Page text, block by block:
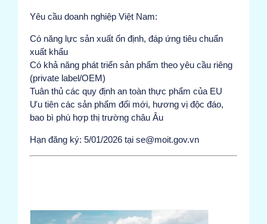
Yêu cầu doanh nghiệp Việt Nam:
Có năng lực sản xuất ổn định, đáp ứng tiêu chuẩn
xuất khẩu
Có khả năng phát triển sản phẩm theo yêu cầu riêng
(private label/OEM)
Tuân thủ các quy định an toàn thực phẩm của EU
Ưu tiên các sản phẩm đổi mới, hương vị độc đáo,
bao bì phù hợp thị trường châu Âu
Hạn đăng ký: 5/01/2026 tại se@moit.gov.vn